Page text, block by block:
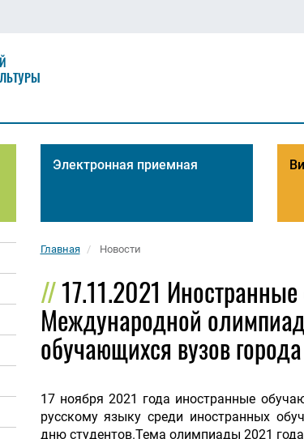
Электронная приемная
Главная Новости
17.11.2021
Международной
обучающихся вузов
17 ноября 2021 года иностранные
русскому языку среди иностранных
дню студентов.Тема олимпиады 2021